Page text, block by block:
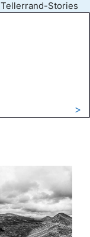
Tellerrand-Stories
>